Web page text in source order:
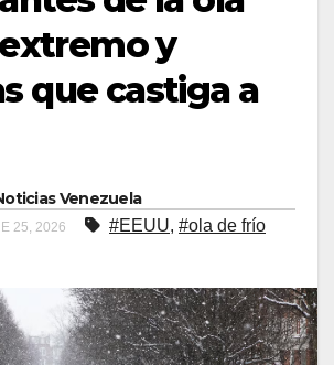
y
que castiga a
Venezuela
25, 2026 #EEUU, #ola de frío